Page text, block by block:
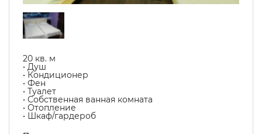
20 кв. м
• Душ
• Кондиционер
• Фен
• Туалет
• Собственная ванная комната
• Отопление
• Шкаф/гардероб